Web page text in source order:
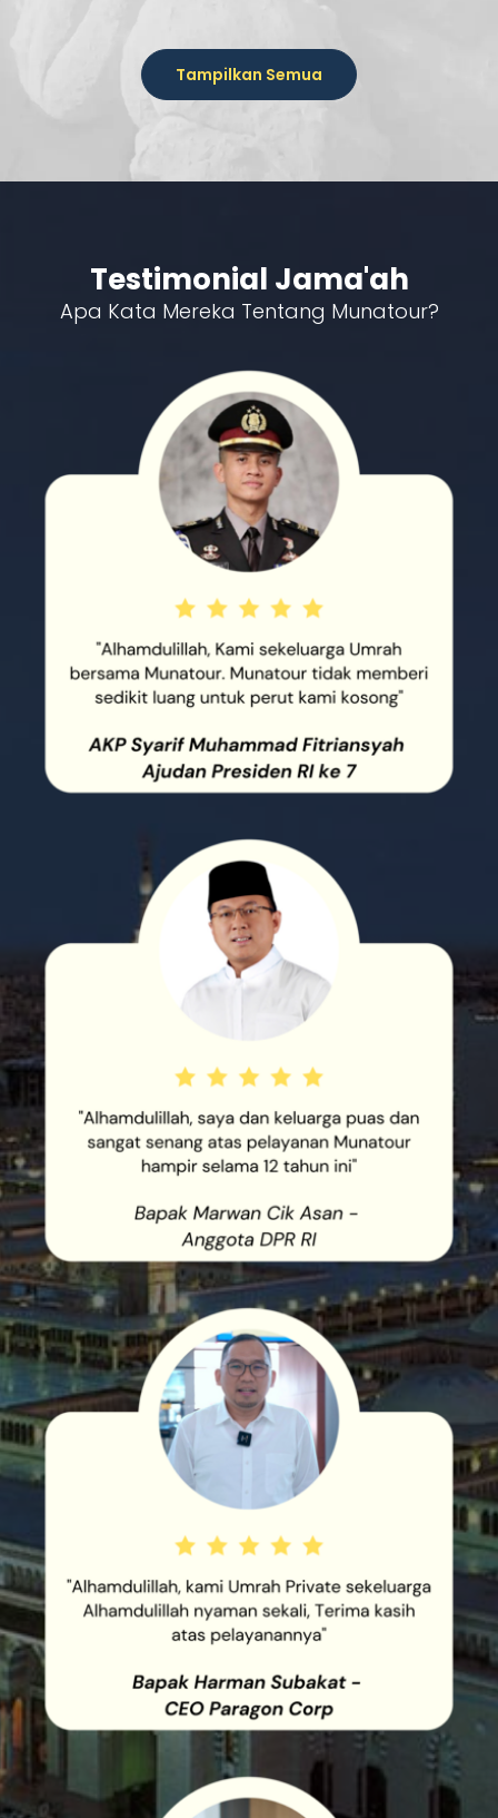
Tampilkan Semua
Testimonial Jama'ah
Apa Kata Mereka Tentang Munatour?
SEKELUARGA UMRAH BERSAMA
TIDAK MEMBERI SEDIKIT LUANG
UNTUK PERUT KAMI KOSONG"
KELUARGA PUAS DAN SANGAT
MUNATOUR HAMPIR SELAMA
12 TAHUN INI"
PRIVATE SEKELUARGA
SEKALI, TERIMA KASIH ATAS
PELAYANANNYA"